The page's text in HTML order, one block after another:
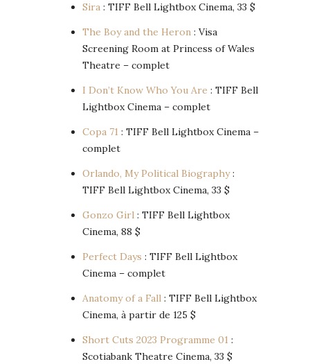
Sira : TIFF Bell Lightbox Cinema, 33 $
The Boy and the Heron : Visa
Screening Room at Princess of Wales
Theatre – complet
I Don’t Know Who You Are : TIFF Bell
Lightbox Cinema – complet
Copa 71 : TIFF Bell Lightbox Cinema –
complet
Orlando, My Political Biography:
TIFF Bell Lightbox Cinema, 33 $
Gonzo Girl : TIFF Bell Lightbox
Cinema, 88 $
Perfect Days : TIFF Bell Lightbox
Cinema – complet
Anatomy of a Fall : TIFF Bell Lightbox
Cinema, à partir de 125 $
Short Cuts 2023 Programme 01 :
Scotiabank Theatre Cinema, 33 $